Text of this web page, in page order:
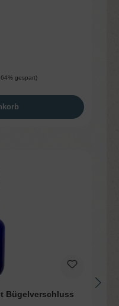
gespart)
Bügelverschluss